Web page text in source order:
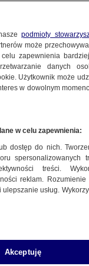
podmioty
może
zapewnienia
danych
Użytkownik może
w dowolnym
w celu zapewnienia:
dostęp do nich.
spersonalizowanych
treści.
reklam.
usług.
Akceptuję